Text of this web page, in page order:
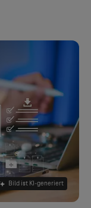
Bild ist KI-generiert